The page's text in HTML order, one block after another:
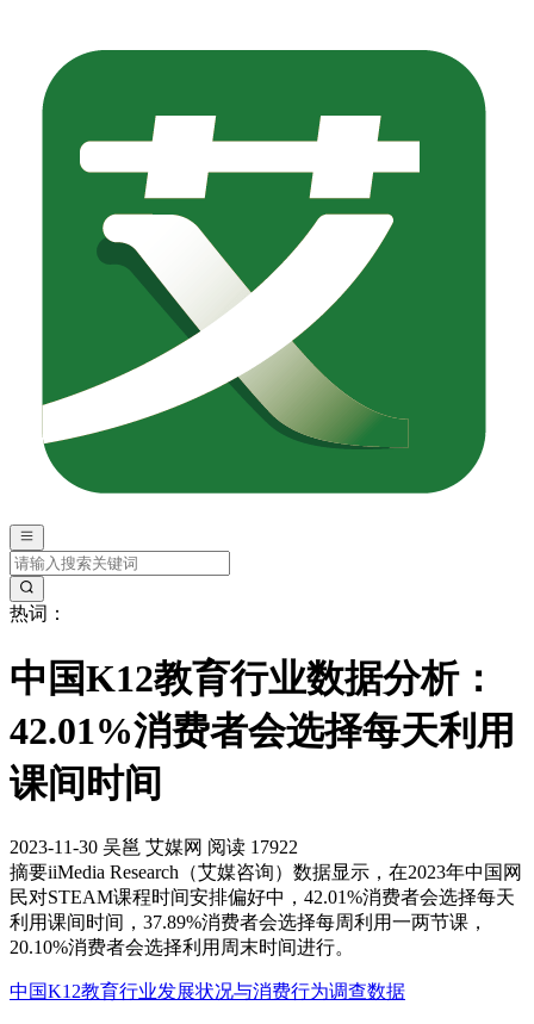
热词：
中国K12教育行业数据分析：
42.01%消费者会选择每天利用
课间时间
2023-11-30 吴邕 艾媒网 阅读 17922
摘要iiMedia Research（艾媒咨询）数据显示，在2023年中国网
民对STEAM课程时间安排偏好中，42.01%消费者会选择每天
利用课间时间，37.89%消费者会选择每周利用一两节课，
20.10%消费者会选择利用周末时间进行。
中国K12教育行业发展状况与消费行为调查数据